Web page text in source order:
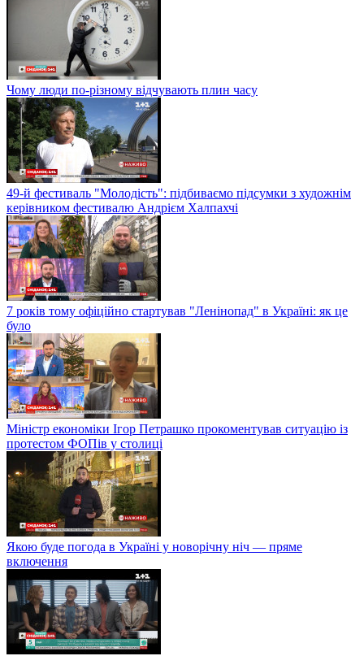
Чому люди по-різному відчувають плин часу
49-й фестиваль "Молодість": підбиваємо підсумки з художнім
керівником фестивалю Андрієм Халпахчі
7 років тому офіційно стартував "Ленінопад" в Україні: як це
було
Міністр економіки Ігор Петрашко прокоментував ситуацію із
протестом ФОПів у столиці
Якою буде погода в Україні у новорічну ніч — пряме
включення